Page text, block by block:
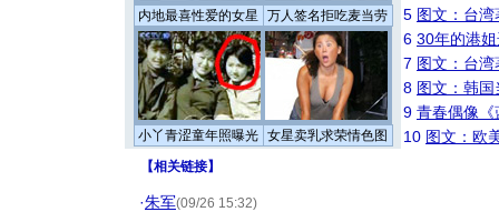
内地最喜性爱的女星 万人签名拒吃麦当劳
小丫青涩童年照曝光 女星卖乳求荣情色图
5 图文：台
6 30年的港
7 图文：台
8 图文：韩
9 青春偶像《
10 图文：欧
【相关链接】
·朱军(09/26 15:32)